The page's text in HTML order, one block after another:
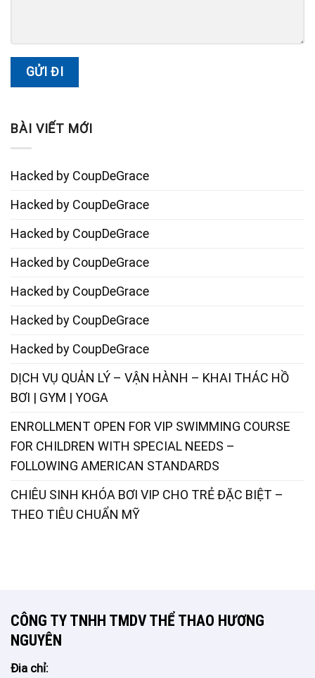
BÀI VIẾT MỚI
Hacked by CoupDeGrace
Hacked by CoupDeGrace
Hacked by CoupDeGrace
Hacked by CoupDeGrace
Hacked by CoupDeGrace
Hacked by CoupDeGrace
Hacked by CoupDeGrace
DỊCH VỤ QUẢN LÝ – VẬN HÀNH – KHAI THÁC HỒ
BƠI | GYM | YOGA
ENROLLMENT OPEN FOR VIP SWIMMING COURSE
FOR CHILDREN WITH SPECIAL NEEDS –
FOLLOWING AMERICAN STANDARDS
CHIÊU SINH KHÓA BƠI VIP CHO TRẺ ĐẶC BIỆT –
THEO TIÊU CHUẨN MỸ
CÔNG TY TNHH TMDV THỂ THAO HƯƠNG
NGUYÊN
Đia chỉ: